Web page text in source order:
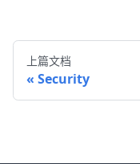
上篇文档
Security